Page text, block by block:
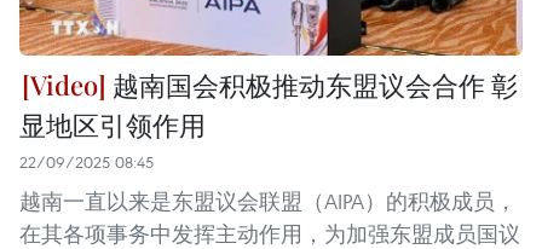
越南国会积极推动东盟议会合作 彰
显地区引领作用
22/09/2025 08:45
越南一直以来是东盟议会联盟（AIPA）的积极成员，
在其各项事务中发挥主动作用，为加强东盟成员国议